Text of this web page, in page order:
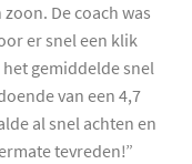
De coach was
er snel een klik
gemiddelde snel
van een 4,7
al snel achten en
tevreden!”